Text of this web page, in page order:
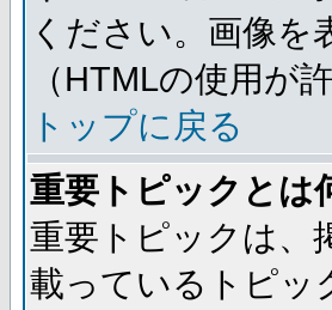
ください。画像を
（HTMLの使用が
トップに戻る
重要トピックとは
重要トピックは、
載っているトピッ